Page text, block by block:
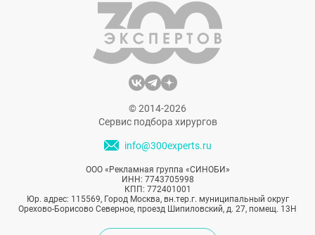
форме.
© 2014-2026
Сервис подбора хирургов
info@300experts.ru
ООО «Рекламная группа «СИНОБИ»
ИНН: 7743705998
КПП: 772401001
Юр. адрес: 115569, Город Москва, вн.тер.г. муниципальный округ
Орехово-Борисово Северное, проезд Шипиловский, д. 27, помещ. 13Н